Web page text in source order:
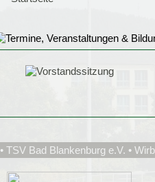
• TSV Bad Blankenburg e.V. •